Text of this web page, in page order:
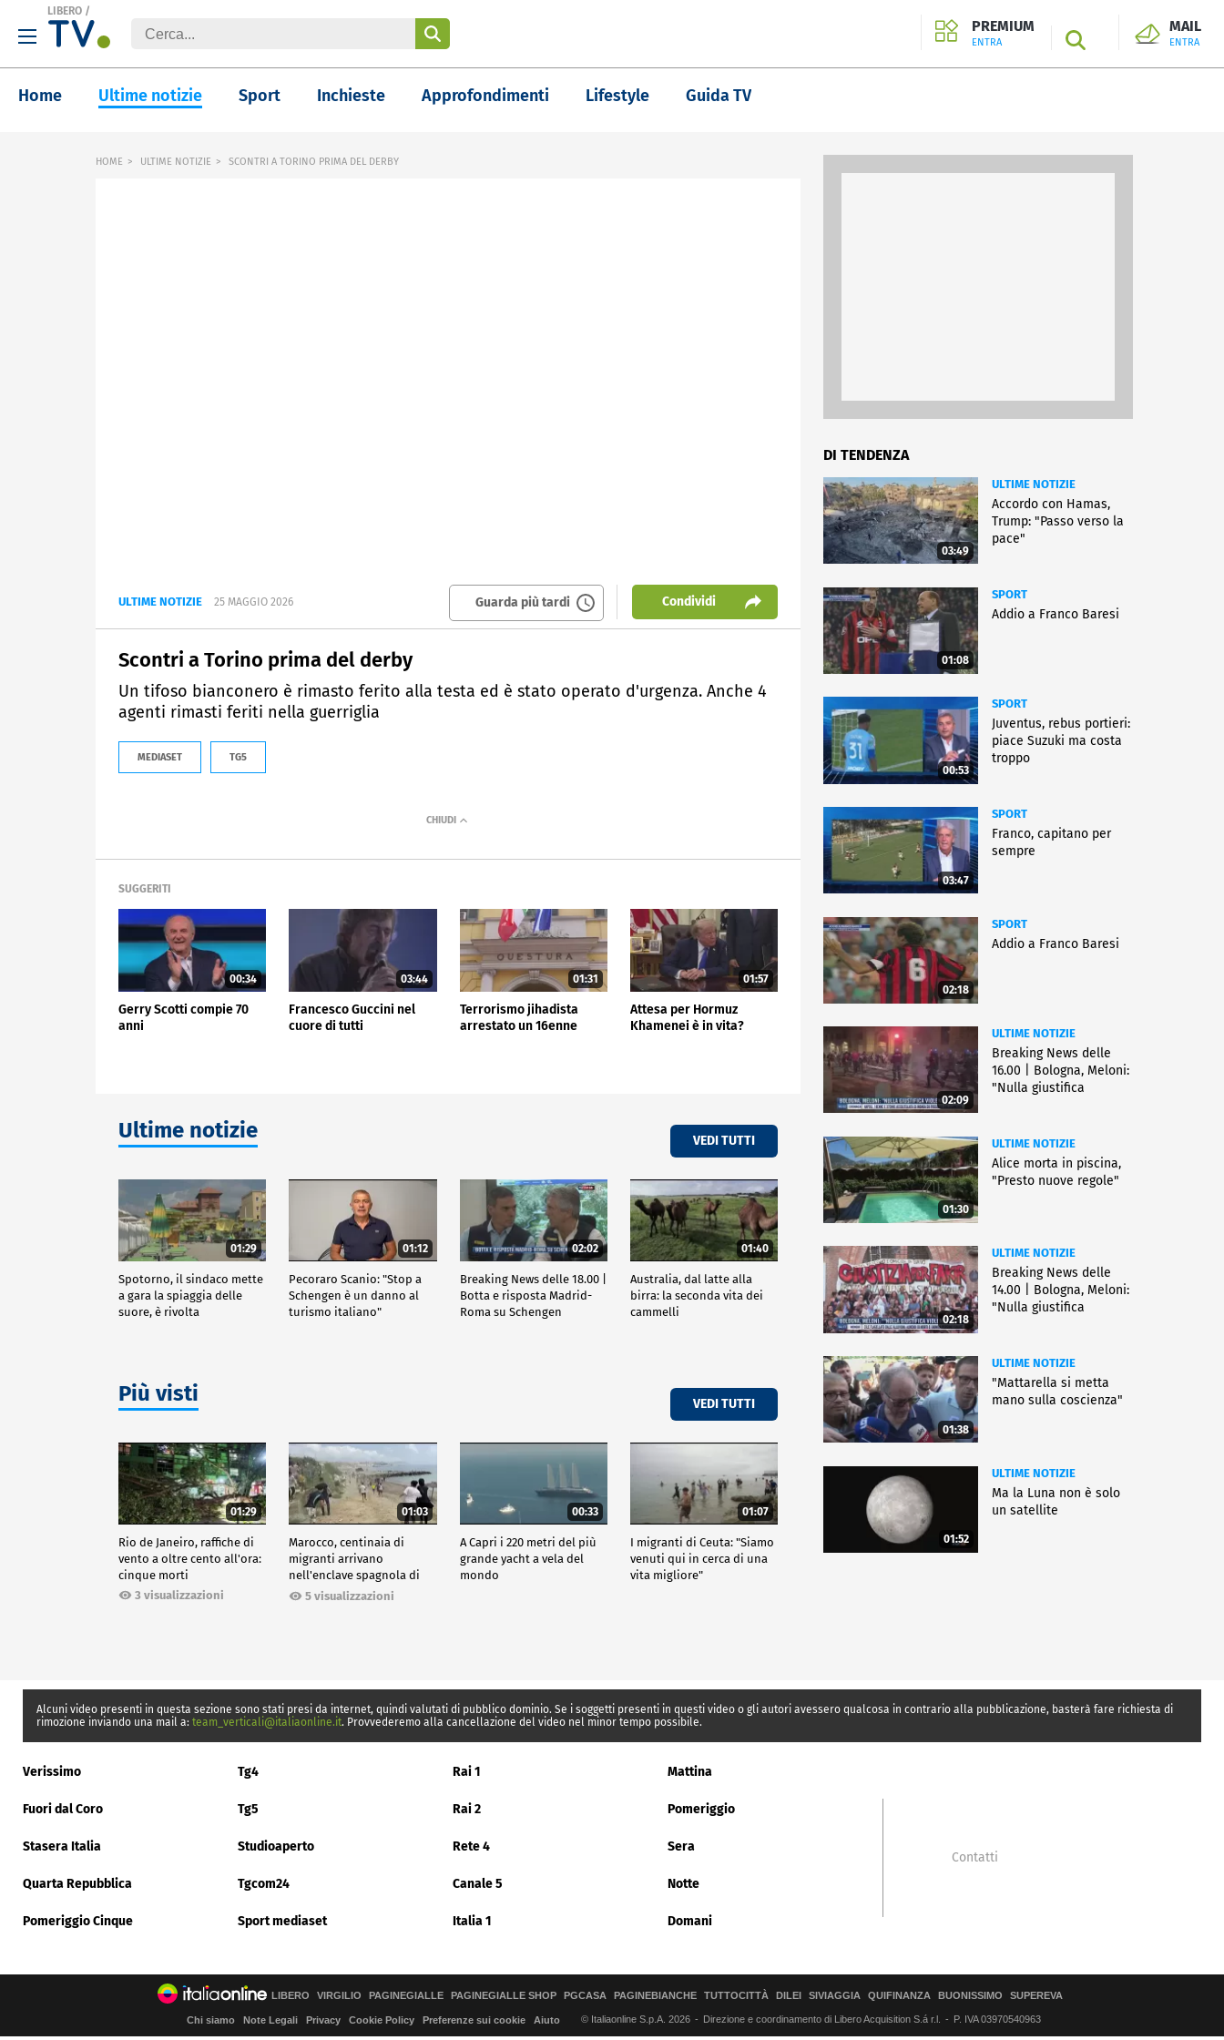
LIBERO /
PREMIUM
ENTRA SEARCH
MAIL
ENTRA
Home Ultime notizie Sport Inchieste Approfondimenti Lifestyle Guida TV
HOME ULTIME NOTIZIE SCONTRI A TORINO PRIMA DEL DERBY
ULTIME NOTIZIE 25 MAGGIO 2026 Guarda più tardi Condividi
Scontri a Torino prima del derby
Un tifoso bianconero è rimasto ferito alla testa ed è stato operato d'urgenza. Anche 4
agenti rimasti feriti nella guerriglia
MEDIASET TG5
SUGGERITI
00:34
Gerry Scotti compie 70
anni
03:44
Francesco Guccini nel
cuore di tutti
01:31
Terrorismo jihadista
arrestato un 16enne
01:57
Attesa per Hormuz
Khamenei è in vita?
Ultime notizie VEDI TUTTI
01:29
Spotorno, il sindaco mette
a gara la spiaggia delle
suore, è rivolta
01:12
Pecoraro Scanio: "Stop a
Schengen è un danno al
turismo italiano"
02:02
Breaking News delle 18.00 |
Botta e risposta Madrid-
Roma su Schengen
01:40
Australia, dal latte alla
birra: la seconda vita dei
cammelli
Più visti VEDI TUTTI
01:29
Rio de Janeiro, raffiche di
vento a oltre cento all'ora:
cinque morti
3 visualizzazioni
01:03
Marocco, centinaia di
migranti arrivano
nell'enclave spagnola di
Ceuta5 visualizzazioni
00:33
A Capri i 220 metri del più
grande yacht a vela del
mondo
01:07
I migranti di Ceuta: "Siamo
venuti qui in cerca di una
vita migliore"
DI TENDENZA
03:49
ULTIME NOTIZIE
Accordo con Hamas,
Trump: "Passo verso la
pace"
01:08
SPORT
Addio a Franco Baresi
00:53
SPORT
Juventus, rebus portieri:
piace Suzuki ma costa
troppo
03:47
SPORT
Franco, capitano per
sempre
02:18
SPORT
Addio a Franco Baresi
02:09
ULTIME NOTIZIE
Breaking News delle
16.00 | Bologna, Meloni:
"Nulla giustifica
01:30
ULTIME NOTIZIE
Alice morta in piscina,
"Presto nuove regole"
02:18
ULTIME NOTIZIE
Breaking News delle
14.00 | Bologna, Meloni:
"Nulla giustifica
01:38
ULTIME NOTIZIE
"Mattarella si metta
mano sulla coscienza"
01:52
ULTIME NOTIZIE
Ma la Luna non è solo
un satellite
Alcuni video presenti in questa sezione sono stati presi da internet, quindi valutati di pubblico dominio. Se i soggetti presenti in questi video o gli autori avessero qualcosa in contrario alla pubblicazione, basterà fare richiesta di
rimozione inviando una mail a: team_verticali@italiaonline.it. Provvederemo alla cancellazione del video nel minor tempo possibile.
Verissimo Tg4 Rai 1 Mattina
Fuori dal Coro Tg5 Rai 2 Pomeriggio
Stasera Italia Studioaperto Rete 4 Sera
Quarta Repubblica Tgcom24 Canale 5 Notte
Pomeriggio Cinque Sport mediaset Italia 1 Domani
Contatti
LIBERO VIRGILIO PAGINEGIALLE PAGINEGIALLE SHOP PGCASA PAGINEBIANCHE TUTTOCITTÀ DILEI SIVIAGGIA QUIFINANZA BUONISSIMO SUPEREVA
Chi siamo Note Legali Privacy Cookie Policy Preferenze sui cookie Aiuto © Italiaonline S.p.A. 2026 Direzione e coordinamento di Libero Acquisition S.á r.l. P. IVA 03970540963